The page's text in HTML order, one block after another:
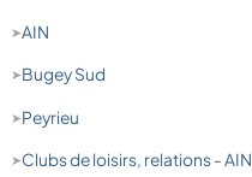
AIN
Bugey Sud
Peyrieu
clubs de loisirs, relations - AIN